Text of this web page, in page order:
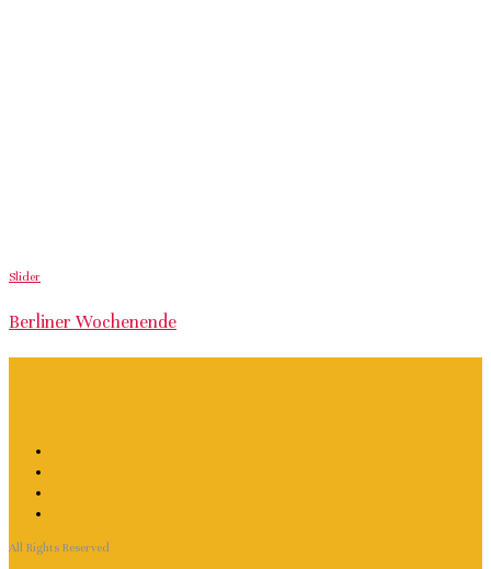
Slider
Berliner Wochenende
All Rights Reserved